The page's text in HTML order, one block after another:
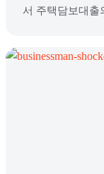
서 주택담보대출